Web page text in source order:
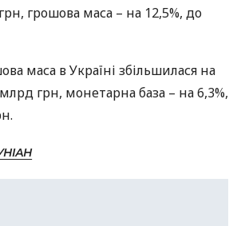
грошова маса – на 12,5%, до
маса в Україні збільшилася на
грн, монетарна база – на 6,3%,